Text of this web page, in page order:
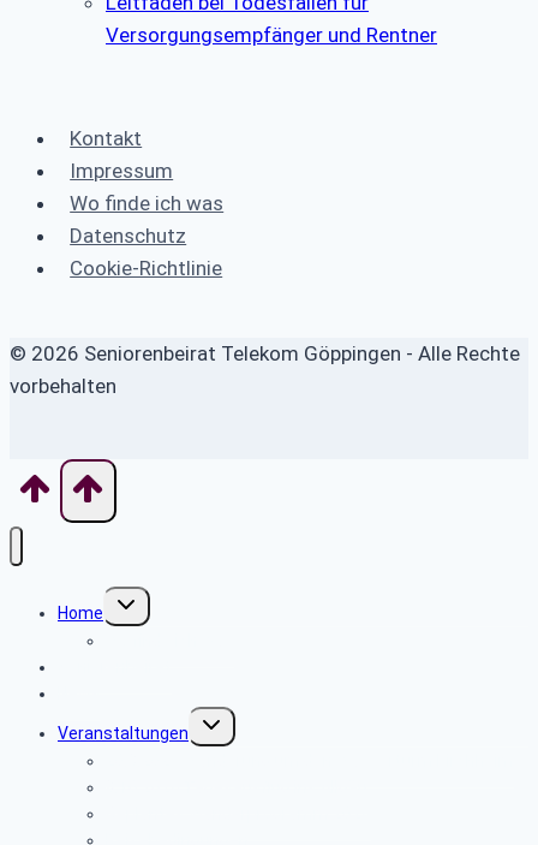
Versorgungsempfänger und Rentner
Kontakt
Impressum
Wo finde ich was
Datenschutz
Cookie-Richtlinie
© 2026 Seniorenbeirat Telekom Göppingen - Alle Rechte
vorbehalten
Home
Untermenü
umschalten
Veranstaltungen
Untermenü
umschalten